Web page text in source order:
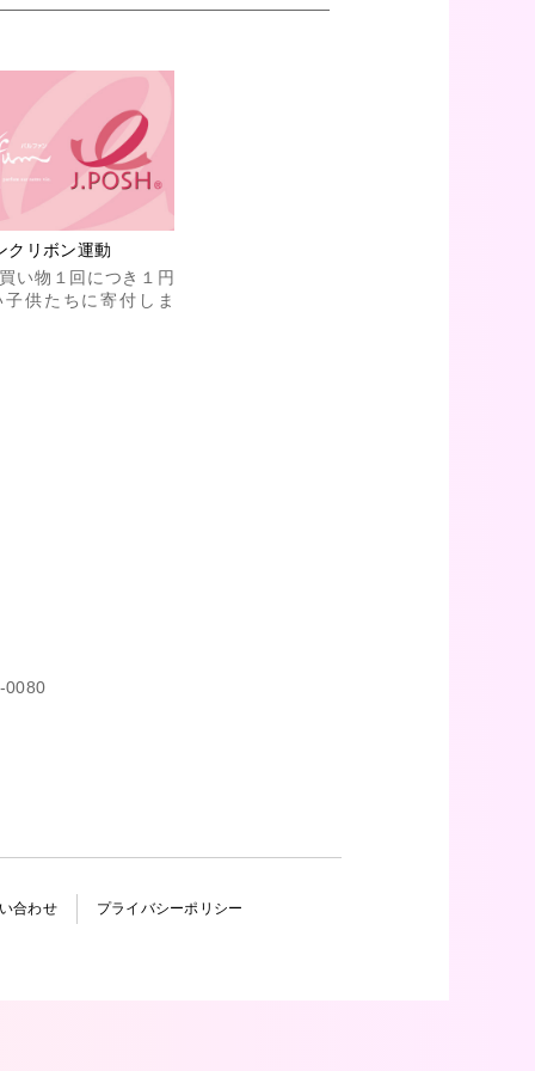
クリボン運動
い物１回につき１円
子供たちに寄付しま
0080
合わせ プライバシーポリシー